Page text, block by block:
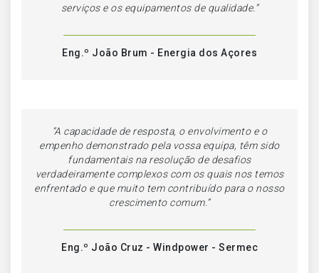
serviços e os equipamentos de qualidade.”
Eng.º João Brum - Energia dos Açores
“A capacidade de resposta, o envolvimento e o
empenho demonstrado pela vossa equipa, têm sido
fundamentais na resolução de desafios
verdadeiramente complexos com os quais nos temos
enfrentado e que muito tem contribuído para o nosso
crescimento comum.”
Eng.º João Cruz - Windpower - Sermec